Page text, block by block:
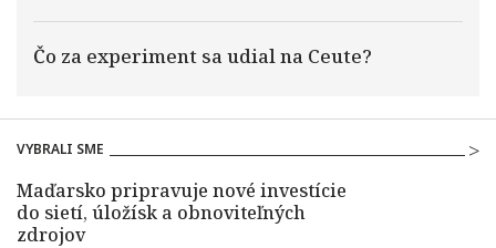
Čo za experiment sa udial na Ceute?
VYBRALI SME
Maďarsko pripravuje nové investície
do sietí, úložísk a obnoviteľných
zdrojov